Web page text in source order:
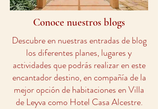
Conoce nuestros blogs
Descubre en nuestras entradas de blog
los diferentes planes, lugares y
actividades que podrás realizar en este
encantador destino, en compañía de la
mejor opción de habitaciones en Villa
de Leyva como Hotel Casa Alcestre.